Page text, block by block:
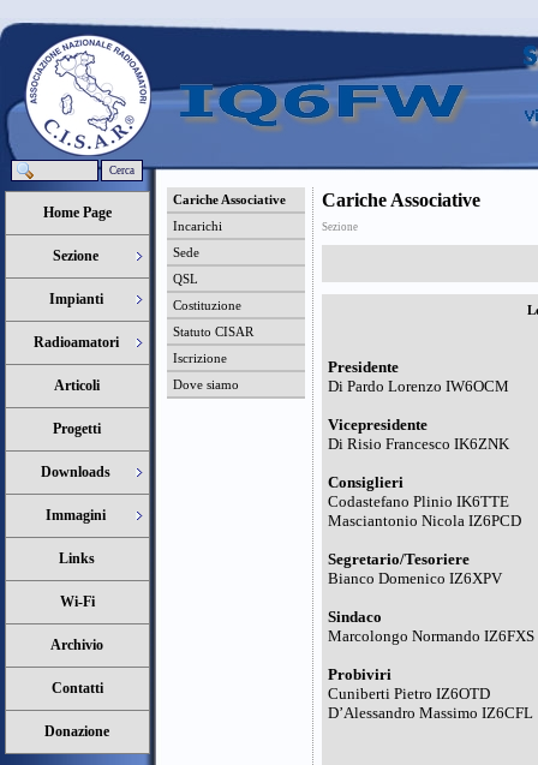
Cerca
Home Page
Sezione
Impianti
Radioamatori
Articoli
Progetti
Downloads
Immagini
Links
Wi-Fi
Archivio
Contatti
Donazione
Cariche Associative
Sezione
Presidente
Di Pardo Lorenzo IW6OCM
Vicepresidente
Di Risio Francesco IK6ZNK
Consiglieri
Codastefano Plinio IK6TTE
Masciantonio Nicola IZ6PCD
Segretario/Tesoriere
Bianco Domenico IZ6XPV
Sindaco
Marcolongo Normando IZ6FXS
Probiviri
Cuniberti Pietro IZ6OTD
D’Alessandro Massimo IZ6CFL
Cariche Associative
Incarichi
Sede
QSL
Costituzione
Statuto CISAR
Iscrizione
Dove siamo